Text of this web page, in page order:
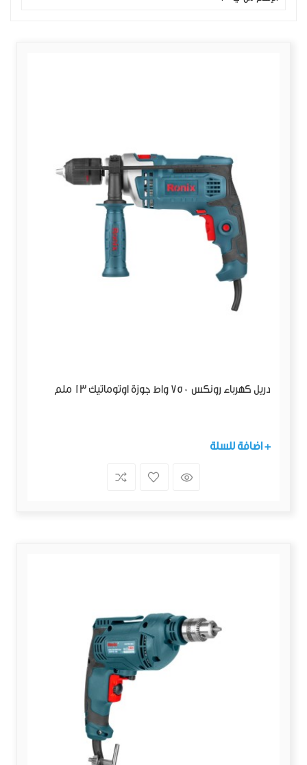
دريل كهرباء رونكس 750 واط جوزة اوتوماتيك 13 ملم
+ اضافة للسلة